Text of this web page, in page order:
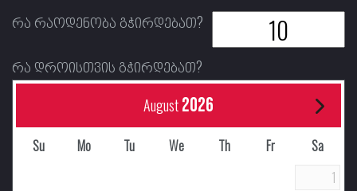
რა რაოდენობა გჭირდებათ?
რა დროისთვის გჭირდებათ?
August2026
Su Mo Tu We Th Fr
Sa
1